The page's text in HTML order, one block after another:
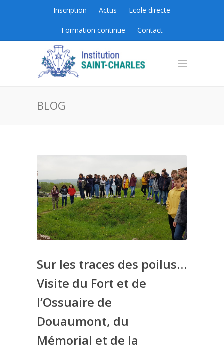
Inscription Actus Ecole directe
Formation continue Contact
BLOG
Sur les traces des poilus…
Visite du Fort et de
l’Ossuaire de
Douaumont, du
Mémorial et de la